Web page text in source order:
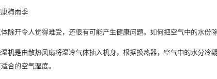
梅雨季
开令人觉得难受，还很有可能产生健康问题。如何把空气中的水份
由散热风扇将湿冷气体抽入机身，根据换热器，空气中的水分冷
合的空气湿度。